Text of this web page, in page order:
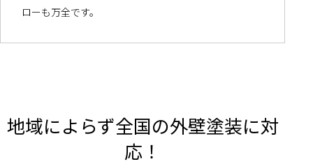
ローも万全です。
地域によらず全国の外壁塗装に対
応！